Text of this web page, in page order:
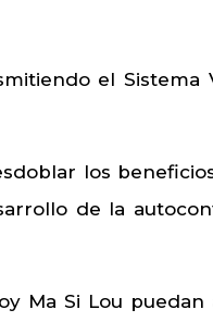
el
los
de la
Ma Si Lou